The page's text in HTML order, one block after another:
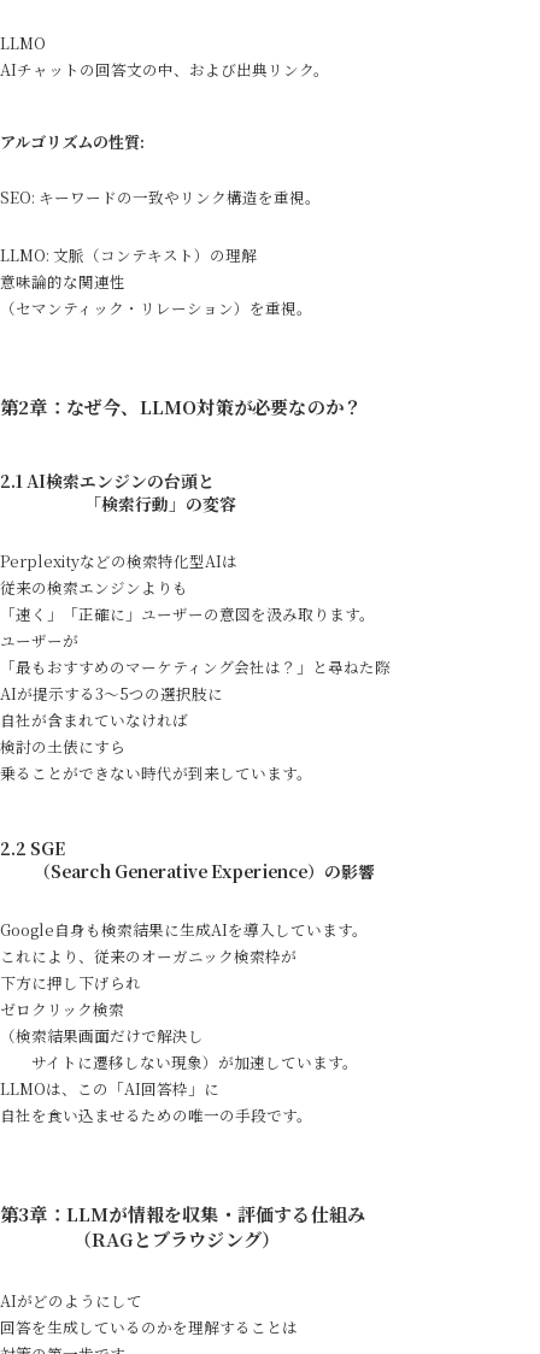
LLMO
AIチャットの回答文の中、および出典リンク。
アルゴリズムの性質:
SEO: キーワードの一致やリンク構造を重視。
LLMO: 文脈（コンテキスト）の理解
意味論的な関連性
（セマンティック・リレーション）を重視。
第2章：なぜ今、LLMO対策が必要なのか？
2.1 AI検索エンジンの台頭と
「検索行動」の変容
Perplexityなどの検索特化型AIは
従来の検索エンジンよりも
「速く」「正確に」ユーザーの意図を汲み取ります。
ユーザーが
「最もおすすめのマーケティング会社は？」と尋ねた際
AIが提示する3〜5つの選択肢に
自社が含まれていなければ
検討の土俵にすら
乗ることができない時代が到来しています。
2.2 SGE
（Search Generative Experience）の影響
Google自身も検索結果に生成AIを導入しています。
これにより、従来のオーガニック検索枠が
下方に押し下げられ
ゼロクリック検索
（検索結果画面だけで解決し
サイトに遷移しない現象）が加速しています。
LLMOは、この「AI回答枠」に
自社を食い込ませるための唯一の手段です。
第3章：LLMが情報を収集・評価する仕組み
（RAGとブラウジング）
AIがどのようにして
回答を生成しているのかを理解することは